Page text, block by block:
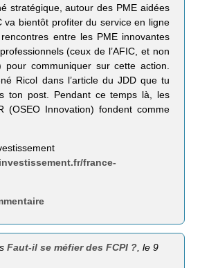
stratégique, autour des PME aidées
va bientôt profiter du service en ligne
entre les PME innovantes
(ceux de l’AFIC, et non
pour communiquer sur cette action.
Ricol dans l’article du JDD que tu
ton post. Pendant ce temps là, les
(OSEO Innovation) fondent comme
france-
Faut-il se méfier des FCPI ?, le 9